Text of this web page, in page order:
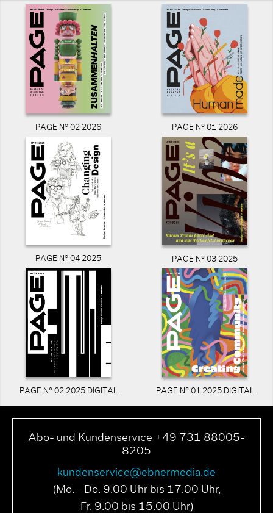
PAGE N° 02 2026 PAGE N° 01 2026
PAGE N° 04 2025 PAGE N° 03 2025
PAGE N° 02 2025 DIGITAL PAGE N° 01 2025 DIGITAL
Abo- und Kundenservice +49 731 88005-
8205
kundenservice@ebnermedia.de
(Mo. - Do. 9.00 Uhr bis 17.00 Uhr,
Fr. 9.00 bis 15.00 Uhr)